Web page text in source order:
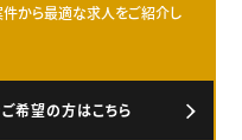
から最適な求人をご紹介し
希望の方はこちら